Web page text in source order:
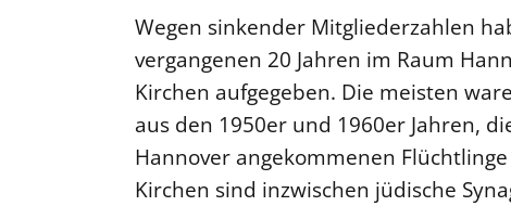
Wegen sinkender Mitgliederzahlen
vergangenen 20 Jahren im Raum
Kirchen aufgegeben. Die meisten
aus den 1950er und 1960er Jahren,
Hannover angekommenen
Kirchen sind inzwischen jüdische